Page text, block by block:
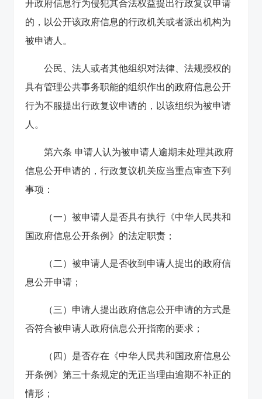
开政府信息行为侵犯其合法权益提出行政复议申请
的，以公开该政府信息的行政机关或者派出机构为
被申请人。
公民、法人或者其他组织对法律、法规授权的
具有管理公共事务职能的组织作出的政府信息公开
行为不服提出行政复议申请的，以该组织为被申请
人。
第六条 申请人认为被申请人逾期未处理其政府
信息公开申请的，行政复议机关应当重点审查下列
事项：
（一）被申请人是否具有执行《中华人民共和
国政府信息公开条例》的法定职责；
（二）被申请人是否收到申请人提出的政府信
息公开申请；
（三）申请人提出政府信息公开申请的方式是
否符合被申请人政府信息公开指南的要求；
（四）是否存在《中华人民共和国政府信息公
开条例》第三十条规定的无正当理由逾期不补正的
情形；